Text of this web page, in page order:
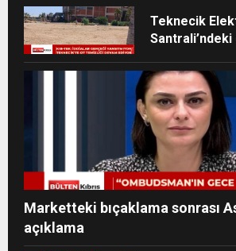
Teknecik
ediyor
Marketteki bıçaklama sonrası
açıklama